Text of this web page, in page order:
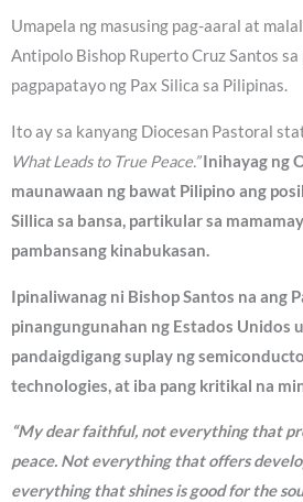
Umapela ng masusing pag-aaral at
Antipolo Bishop Ruperto Cruz Santos
pagpapatayo ng Pax Silica sa Pilipinas.
Ito ay sa kanyang Diocesan Pastoral
What Leads to True Peace.”Inihayag ng
maunawaan ng bawat Pilipino ang
Sillica sa bansa, partikular sa
pambansang kinabukasan.
Ipinaliwanag ni Bishop Santos na ang
pinangungunahan ng Estados Unidos
pandaigdigang suplay ng
technologies, at iba pang kritikal na
“My dear faithful, not everything that
peace. Not everything that offers
everything that shines is good for the